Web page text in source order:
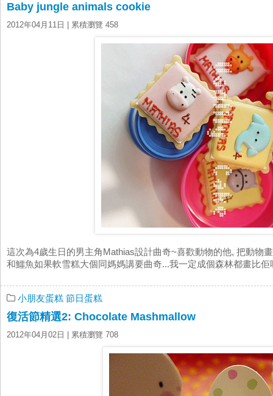
Baby jungle animals cookie
2012年04月11日 | 累積瀏覽 458
這次為4歲生日的男主角Mathias設計曲奇~喜歡動物的他, 把動物
和鱷魚如果軟雪糕大個同媽媽講要曲奇...我一定成個森林都畫比
小朋友蛋糕 節日蛋糕
復活節精選2: Chocolate Mashmallow
2012年04月02日 | 累積瀏覽 708